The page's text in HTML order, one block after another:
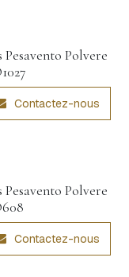
Polvere
Contactez-nous
Polvere
Contactez-nous